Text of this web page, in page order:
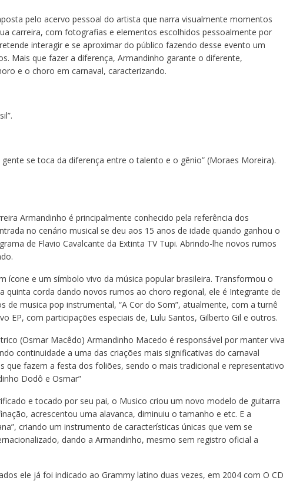
pelo acervo pessoal do artista que narra visualmente momentos
carreira, com fotografias e elementos escolhidos pessoalmente por
interagir e se aproximar do público fazendo desse evento um
Mais que fazer a diferença, Armandinho garante o diferente,
e o choro em carnaval, caracterizando.
se toca da diferença entre o talento e o gênio” (Moraes Moreira).
Armandinho é principalmente conhecido pela referência dos
no cenário musical se deu aos 15 anos de idade quando ganhou o
de Flavio Cavalcante da Extinta TV Tupi. Abrindo-lhe novos rumos
ícone e um símbolo vivo da música popular brasileira. Transformou o
quinta corda dando novos rumos ao choro regional, ele é Integrante de
de musica pop instrumental, “A Cor do Som”, atualmente, com a turnê
EP, com participações especiais de, Lulu Santos, Gilberto Gil e outros.
(Osmar Macêdo) Armandinho Macedo é responsável por manter viva
continuidade a uma das criações mais significativas do carnaval
que fazem a festa dos foliões, sendo o mais tradicional e representativo
Dodô e Osmar”
e tocado por seu pai, o Musico criou um novo modelo de guitarra
acrescentou uma alavanca, diminuiu o tamanho e etc. E a
criando um instrumento de características únicas que vem se
dando a Armandinho, mesmo sem registro oficial a
ele já foi indicado ao Grammy latino duas vezes, em 2004 com O CD